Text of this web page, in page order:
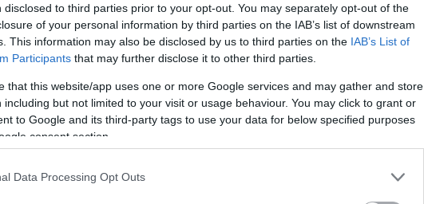
disclosed to third parties prior to your opt-out. You may separately opt-out of the
of your personal information by third parties on the IAB’s list of downstream
This information may also be disclosed by us to third parties on the IAB’s List of
Participants that may further disclose it to other third parties.
that this website/app uses one or more Google services and may gather and store
including but not limited to your visit or usage behaviour. You may click to grant or
to Google and its third-party tags to use your data for below specified purposes
consent section.
Data Processing Opt Outs